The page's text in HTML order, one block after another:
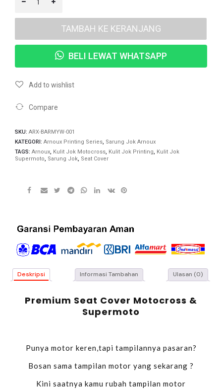
TAMBAH KE KERANJANG
BELI LEWAT WHATSAPP
Add to wishlist
Compare
SKU: ARX-BARMYW-001
KATEGORI: Arnoux Printing Series, Sarung Jok Arnoux
TAGS: Arnoux, Kulit Jok Motocross, Kulit Jok Printing, Kulit Jok
Supermoto, Sarung Jok, Seat Cover
Deskripsi Informasi Tambahan Ulasan (0)
Premium Seat Cover Motocross &
Supermoto
Punya motor keren,tapi tampilannya pasaran?
Bosan sama tampilan motor yang sekarang ?
Kini saatnya kamu rubah tampilan motor